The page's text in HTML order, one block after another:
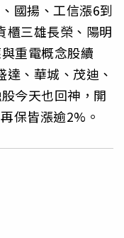
國揚、工信漲6到
櫃三雄長榮、陽明
重電概念股續
、華城、茂迪、
今天也回神，開
保皆漲逾2%。